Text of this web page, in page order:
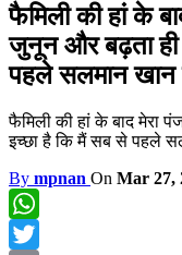
फैमिली की हां के
जुनून और बढ़ता ही
पहले सलमान खान
फैमिली की हां के बाद मेरा
इच्छा है कि मैं सब से पहले
By mpnan On Mar 27,
WhatsApp